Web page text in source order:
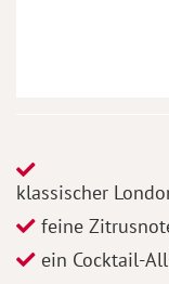
klassischer
feine
ein Cocktail-